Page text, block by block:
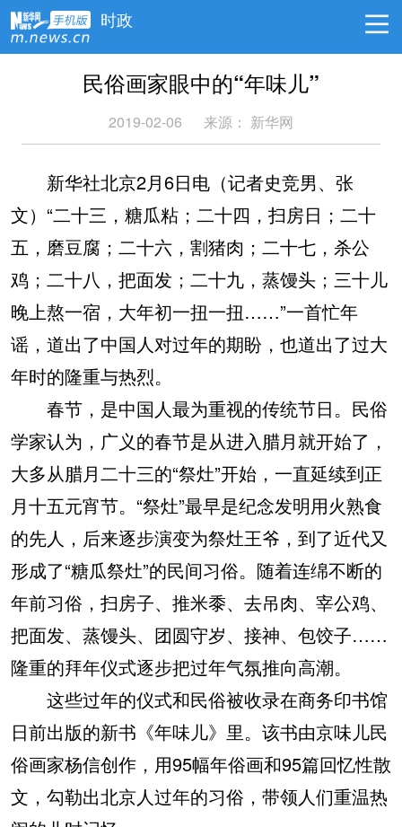
时政
民俗画家眼中的“年味儿”
2019-02-06 来源： 新华网
新华社北京2月6日电（记者史竞男、张
文）“二十三，糖瓜粘；二十四，扫房日；二十
五，磨豆腐；二十六，割猪肉；二十七，杀公
鸡；二十八，把面发；二十九，蒸馒头；三十儿
晚上熬一宿，大年初一扭一扭……”一首忙年
谣，道出了中国人对过年的期盼，也道出了过大
年时的隆重与热烈。
春节，是中国人最为重视的传统节日。民俗
学家认为，广义的春节是从进入腊月就开始了，
大多从腊月二十三的“祭灶”开始，一直延续到正
月十五元宵节。“祭灶”最早是纪念发明用火熟食
的先人，后来逐步演变为祭灶王爷，到了近代又
形成了“糖瓜祭灶”的民间习俗。随着连绵不断的
年前习俗，扫房子、推米黍、去吊肉、宰公鸡、
把面发、蒸馒头、团圆守岁、接神、包饺子……
隆重的拜年仪式逐步把过年气氛推向高潮。
这些过年的仪式和民俗被收录在商务印书馆
日前出版的新书《年味儿》里。该书由京味儿民
俗画家杨信创作，用95幅年俗画和95篇回忆性散
文，勾勒出北京人过年的习俗，带领人们重温热